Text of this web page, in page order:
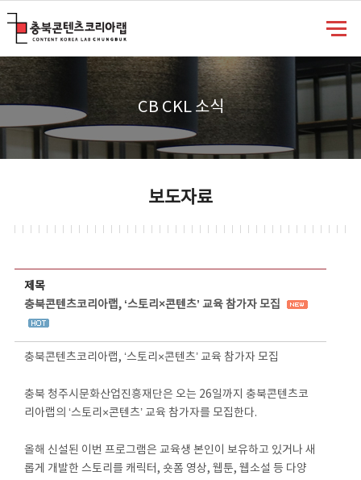
CB CKL 소식
보도자료
제목
충북콘텐츠코리아랩, ‘스토리×콘텐츠’ 교육 참가자 모집
충북콘텐츠코리아랩, ‘스토리×콘텐츠’ 교육 참가자 모집
충북 청주시문화산업진흥재단은 오는 26일까지 충북콘텐츠코
리아랩의 ‘스토리×콘텐츠’ 교육 참가자를 모집한다.
올해 신설된 이번 프로그램은 교육생 본인이 보유하고 있거나 새
롭게 개발한 스토리를 캐릭터, 숏폼 영상, 웹툰, 웹소설 등 다양